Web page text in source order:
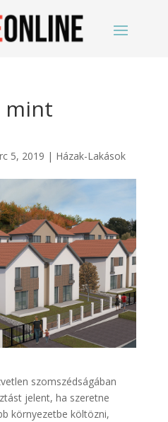
mint
5, 2019 | Házak-Lakások
szomszédságában
jelent, ha szeretne
környezetbe költözni,